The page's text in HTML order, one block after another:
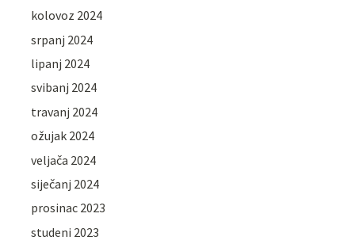
kolovoz 2024
srpanj 2024
lipanj 2024
svibanj 2024
travanj 2024
ožujak 2024
veljača 2024
siječanj 2024
prosinac 2023
studeni 2023